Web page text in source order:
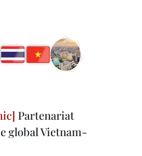
Partenariat
global Vietnam-